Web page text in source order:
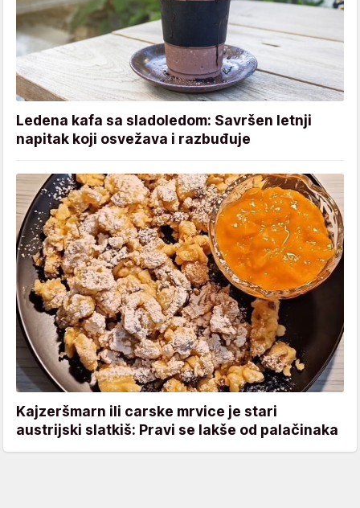
Ledena kafa sa sladoledom: Savršen letnji
napitak koji osvežava i razbuđuje
Kajzeršmarn ili carske mrvice je stari
austrijski slatkiš: Pravi se lakše od palačinaka